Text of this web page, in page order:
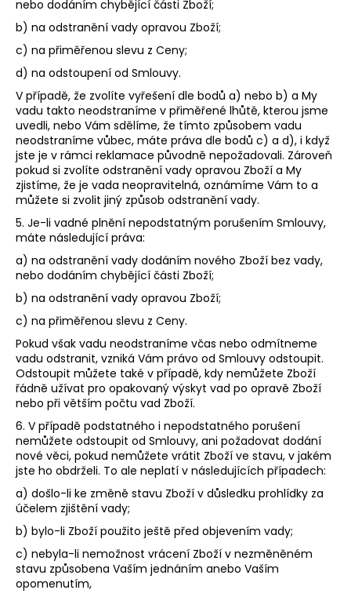
nebo dodáním chybějící části Zboží;
b) na odstranění vady opravou Zboží;
c) na přiměřenou slevu z Ceny;
d) na odstoupení od Smlouvy.
V případě, že zvolíte vyřešení dle bodů a) nebo b) a My
vadu takto neodstraníme v přiměřené lhůtě, kterou jsme
uvedli, nebo Vám sdělíme, že tímto způsobem vadu
neodstraníme vůbec, máte práva dle bodů c) a d), i když
jste je v rámci reklamace původně nepožadovali. Zároveň
pokud si zvolíte odstranění vady opravou Zboží a My
zjistíme, že je vada neopravitelná, oznámíme Vám to a
můžete si zvolit jiný způsob odstranění vady.
5. Je-li vadné plnění nepodstatným porušením Smlouvy,
máte následující práva:
a) na odstranění vady dodáním nového Zboží bez vady,
nebo dodáním chybějící části Zboží;
b) na odstranění vady opravou Zboží;
c) na přiměřenou slevu z Ceny.
Pokud však vadu neodstraníme včas nebo odmítneme
vadu odstranit, vzniká Vám právo od Smlouvy odstoupit.
Odstoupit můžete také v případě, kdy nemůžete Zboží
řádně užívat pro opakovaný výskyt vad po opravě Zboží
nebo při větším počtu vad Zboží.
6. V případě podstatného i nepodstatného porušení
nemůžete odstoupit od Smlouvy, ani požadovat dodání
nové věci, pokud nemůžete vrátit Zboží ve stavu, v jakém
jste ho obdrželi. To ale neplatí v následujících případech:
a) došlo-li ke změně stavu Zboží v důsledku prohlídky za
účelem zjištění vady;
b) bylo-li Zboží použito ještě před objevením vady;
c) nebyla-li nemožnost vrácení Zboží v nezměněném
stavu způsobena Vaším jednáním anebo Vaším
opomenutím,